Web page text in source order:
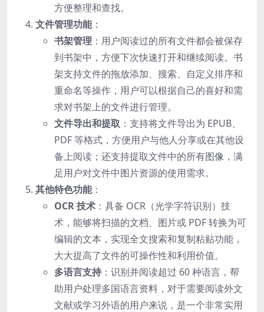
方便整理和查找。
文件管理功能：
书架管理 ：用户阅读过的所有文件都会被保存
到书架中，方便下次快速打开和继续阅读。书
架支持文件的拖放添加、搜索、自定义排序和
重命名等操作，用户可以根据自己的喜好和需
求对书架上的文件进行管理。
文件导出和提取 ：支持将文件导出为 EPUB、
PDF 等格式，方便用户与他人分享或在其他设
备上阅读；还支持提取文件中的所有图像，满
足用户对文件中图片资源的使用需求。
其他特色功能：
OCR 技术 ：具备 OCR（光学字符识别）技
术，能够将扫描的文档、图片或 PDF 转换为可
编辑的文本，实现全文搜索和复制粘贴功能，
大大提高了文件的可操作性和利用价值。
多语言支持 ：识别并阅读超过 60 种语言，帮
助用户处理多国语言资料，对于需要阅读外文
文献或学习外语的用户来说，是一个非常实用